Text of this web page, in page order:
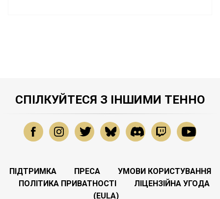
СПІЛКУЙТЕСЯ З ІНШИМИ ТЕННО
ПІДТРИМКА ПРЕСА
УМОВИ КОРИСТУВАННЯ
ПОЛІТИКА ПРИВАТНОСТІ
ЛІЦЕНЗІЙНА УГОДА
(EULA)